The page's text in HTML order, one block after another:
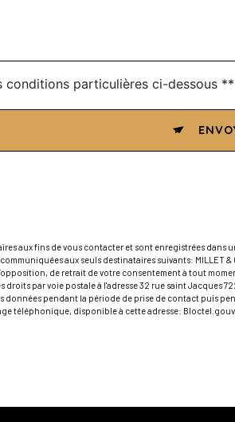
conditions particulières ci-dessous **
aux fins de vous contacter et sont enregistrées dans
aux seuls destinataires suivants:
de retrait de votre consentement à tout
droits par voie postale à l'adresse 32 rue saint
données pendant la période de prise de contact puis
téléphonique, disponible à cette adresse: